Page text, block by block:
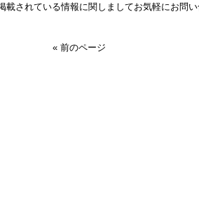
載されている情報に関しましてお気軽にお問い
« 前のページ